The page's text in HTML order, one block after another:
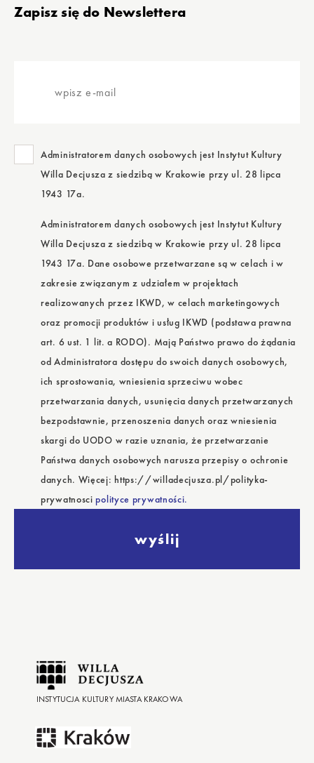
StopkaZapisz się do Newslettera
Administratorem danych osobowych jest Instytut Kultury
Willa Decjusza z siedzibą w Krakowie przy ul. 28 lipca
1943 17a.
Administratorem danych osobowych jest Instytut Kultury
Willa Decjusza z siedzibą w Krakowie przy ul. 28 lipca
1943 17a. Dane osobowe przetwarzane są w celach i w
zakresie związanym z udziałem w projektach
realizowanych przez IKWD, w celach marketingowych
oraz promocji produktów i usług IKWD (podstawa prawna
art. 6 ust. 1 lit. a RODO). Mają Państwo prawo do żądania
od Administratora dostępu do swoich danych osobowych,
ich sprostowania, wniesienia sprzeciwu wobec
przetwarzania danych, usunięcia danych przetwarzanych
bezpodstawnie, przenoszenia danych oraz wniesienia
skargi do UODO w razie uznania, że przetwarzanie
Państwa danych osobowych narusza przepisy o ochronie
danych. Więcej: https://willadecjusza.pl/polityka-
prywatnoscipolityce prywatności.
wyślij
INSTYTUCJA KULTURY MIASTA KRAKOWA